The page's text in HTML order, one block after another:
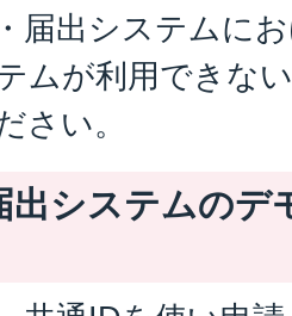
届出システムに
ムが利用できな
さい。
出システムのデ